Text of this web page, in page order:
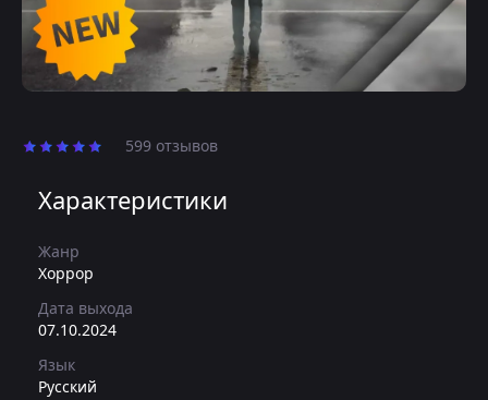
599 отзывов
Характеристики
Жанр
Хоррор
Дата выхода
07.10.2024
Язык
Русский